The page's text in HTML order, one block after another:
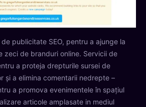
publicitate SEO, pentru a ajunge la
zeci de branduri online. Servicii de
a proteja drepturile sursei de
și a elimina comentarii nedrepte –
a promova evenimentele în spațiul
articole amplasate in mediul